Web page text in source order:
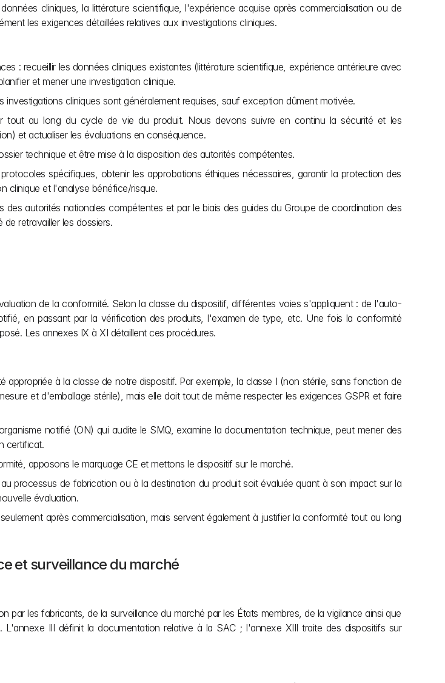
cliniques, la littérature scientifique, l'expérience acquise après commercialisation ou de
les exigences détaillées relatives aux investigations cliniques.
: recueillir les données cliniques existantes (littérature scientifique, expérience antérieure avec
et mener une investigation clinique.
cliniques sont généralement requises, sauf exception dûment motivée.
tout au long du cycle de vie du produit. Nous devons suivre en continu la sécurité et les
et actualiser les évaluations en conséquence.
technique et être mise à la disposition des autorités compétentes.
spécifiques, obtenir les approbations éthiques nécessaires, garantir la protection des
clinique et l'analyse bénéfice/risque.
des autorités nationales compétentes et par le biais des guides du Groupe de coordination des
retravailler les dossiers.
de la conformité. Selon la classe du dispositif, différentes voies s'appliquent : de l'auto-
en passant par la vérification des produits, l'examen de type, etc. Une fois la conformité
Les annexes IX à XI détaillent ces procédures.
à la classe de notre dispositif. Par exemple, la classe I (non stérile, sans fonction de
et d'emballage stérile), mais elle doit tout de même respecter les exigences GSPR et faire
notifié (ON) qui audite le SMQ, examine la documentation technique, peut mener des
certificat.
apposons le marquage CE et mettons le dispositif sur le marché.
processus de fabrication ou à la destination du produit soit évaluée quant à son impact sur la
évaluation.
après commercialisation, mais servent également à justifier la conformité tout au long
et surveillance du marché
par les fabricants, de la surveillance du marché par les États membres, de la vigilance ainsi que
III définit la documentation relative à la SAC ; l'annexe XIII traite des dispositifs sur